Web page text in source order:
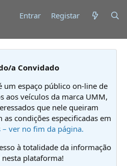
Entrar Registar
a Convidado
um espaço público on-line de
aos veículos da marca UMM,
que nele queiram
condições especificadas em
– ver no fim da página.
à totalidade da informação
plataforma!